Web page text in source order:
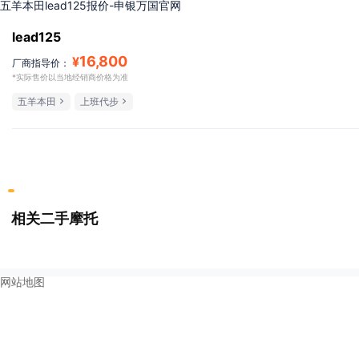
五羊本田lead125报价-申银万国官网
lead125
厂商指导价： ¥16,800
*实际售价以当地经销商价格为准
五羊本田 上班代步
相关二手摩托
网站地图